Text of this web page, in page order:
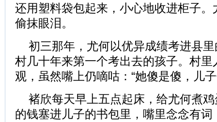
还用塑料袋包起来，小心地收进柜子
偷抹眼泪。
初三那年，尤何以优异成绩考进县
村几十年来第一个考出去的孩子。村
观，虽然嘴上仍嘀咕：“她傻是傻，儿
褚欣每天早上五点起床，给尤何煮
的钱塞进儿子的书包里，嘴里念念有词